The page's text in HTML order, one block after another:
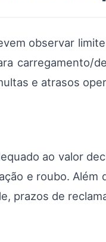
observar
carregamento/
e atrasos
ao valor
e roubo.
prazos de